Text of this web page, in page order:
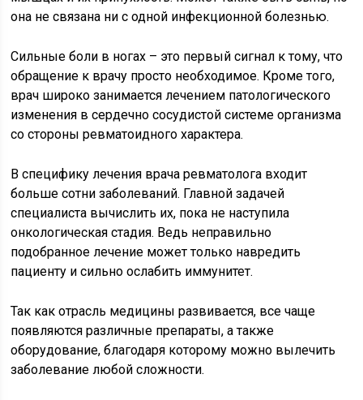
она не связана ни с одной инфекционной болезнью.
Сильные боли в ногах – это первый сигнал к тому, что
обращение к врачу просто необходимое. Кроме того,
врач широко занимается лечением патологического
изменения в сердечно сосудистой системе организма
со стороны ревматоидного характера.
В специфику лечения врача ревматолога входит
больше сотни заболеваний. Главной задачей
специалиста вычислить их, пока не наступила
онкологическая стадия. Ведь неправильно
подобранное лечение может только навредить
пациенту и сильно ослабить иммунитет.
Так как отрасль медицины развивается, все чаще
появляются различные препараты, а также
оборудование, благодаря которому можно вылечить
заболевание любой сложности.